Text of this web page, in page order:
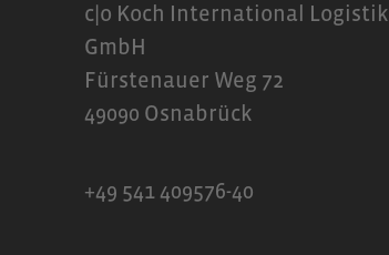
c|o Koch International Logistik
GmbH
Fürstenauer Weg 72
49090 Osnabrück
+49 541 409576-40